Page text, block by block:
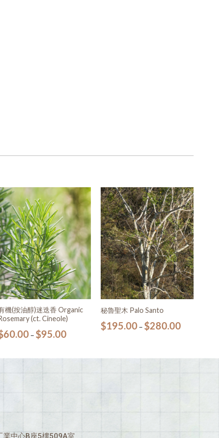
加入
願望
清單
機(按油醇)迷迭香 Organic
(ct. Cineole)
60.00– $95.00
加入
願望
清單
秘魯聖木 Palo Santo
$195.00– $280.00
業中心B座5樓509A室